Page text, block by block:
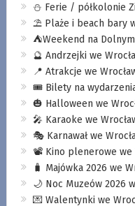
⛄️ Ferie / półkolonie
⛱️ Plaże i beach bary
⛺️Weekend na
🔮 Andrzejki we
📍 Atrakcje we
🎟️ Bilety na
🎃 Halloween we
🎤 Karaoke we
🎭 Karnawał we
📽️ Kino plenerowe we
🧳 Majówka 2026 we
🌙 Noc Muzeów 2026
💌 Walentynki we